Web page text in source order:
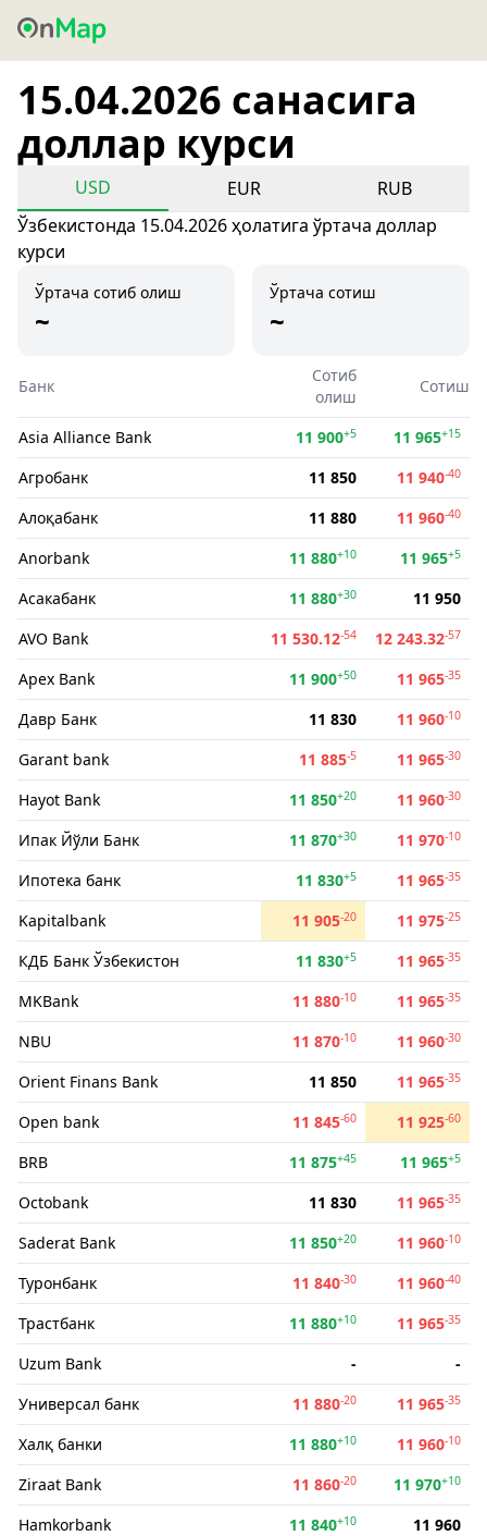
15.04.2026 санасига
доллар курси
USD EUR
RUB
Ўзбекистонда 15.04.2026 ҳолатига ўртача доллар
курси
Ўртача сотиб олиш
~
Ўртача сотиш
~
Банк
Сотиб
олиш
Сотиш
Asia Alliance Bank 11 900+5 11 965+15
Агробанк 11 850 11 940-40
Алоқабанк 11 880 11 960-40
Anorbank 11 880+10 11 965+5
Асакабанк 11 880+30
11 950
AVO Bank
11 530.12-54 12 243.32-57
Apex Bank 11 900+50 11 965-35
Давр Банк 11 830 11 960-10
Garant bank 11 885-5 11 965-30
Hayot Bank 11 850+20 11 960-30
Ипак Йўли Банк 11 870+30 11 970-10
Ипотека банк 11 830+5 11 965-35
Kapitalbank 11 905-20 11 975-25
КДБ Банк Ўзбекистон 11 830+5 11 965-35
MKBank 11 880-10 11 965-35
NBU 11 870-10 11 960-30
Orient Finans Bank 11 850 11 965-35
Open bank 11 845-60 11 925-60
BRB 11 875+45 11 965+5
Octobank 11 830 11 965-35
Saderat Bank 11 850+20 11 960-10
Туронбанк 11 840-30 11 960-40
Трастбанк 11 880+10 11 965-35
Uzum Bank -
-
Универсал банк
11 880-20 11 965-35
Халқ банки 11 880+10 11 960-10
Ziraat Bank 11 860-20 11 970+10
Hamkorbank 11 840+10
11 960